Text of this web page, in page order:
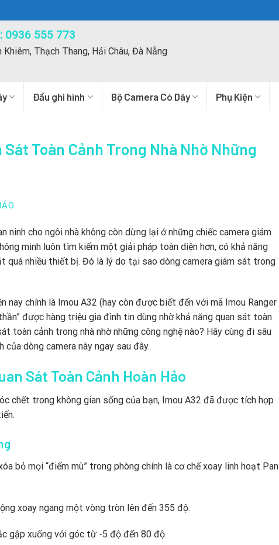
0936 555 773
Khiêm, Thạch Thang, Hải Châu, Đà Nẵng
Đầu ghi hình Bộ Camera Có Dây Phụ Kiện
Toàn Cảnh Trong Nhà Nhờ Những
ninh cho ngôi nhà không còn dừng lại ở những chiếc camera giám
minh luôn tìm kiếm một giải pháp toàn diện hơn, có khả năng
quá nhiều thiết bị. Đó là lý do tại sao dòng camera giám sát trong
nay chính là Imou A32 (hay còn được biết đến với mã Imou Ranger
được hàng triệu gia đình tin dùng nhờ khả năng quan sát toàn
toàn cảnh trong nhà nhờ những công nghệ nào? Hãy cùng đi sâu
dòng camera này ngay sau đây.
Sát Toàn Cảnh Hoàn Hảo
chết trong không gian sống của bạn, Imou A32 đã được tích hợp
bỏ mọi “điểm mù” trong phòng chính là cơ chế xoay linh hoạt Pan
xoay ngang một vòng tròn lên đến 355 độ.
gập xuống với góc từ -5 độ đến 80 độ.